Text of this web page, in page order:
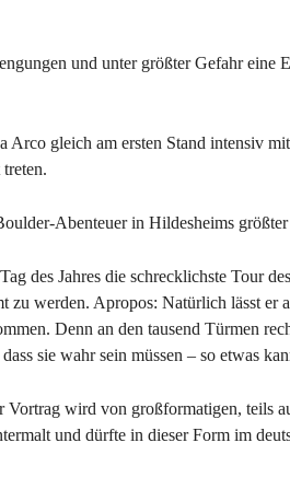
und unter größter Gefahr eine
Arco gleich am ersten Stand intensiv
Abenteuer in Hildesheims
des Jahres die schrecklichste Tour
zu werden. Apropos: Natürlich lässt er
Denn an den tausend Türmen
sie wahr sein müssen – so etwas
Vortrag wird von großformatigen, teils
und dürfte in dieser Form im